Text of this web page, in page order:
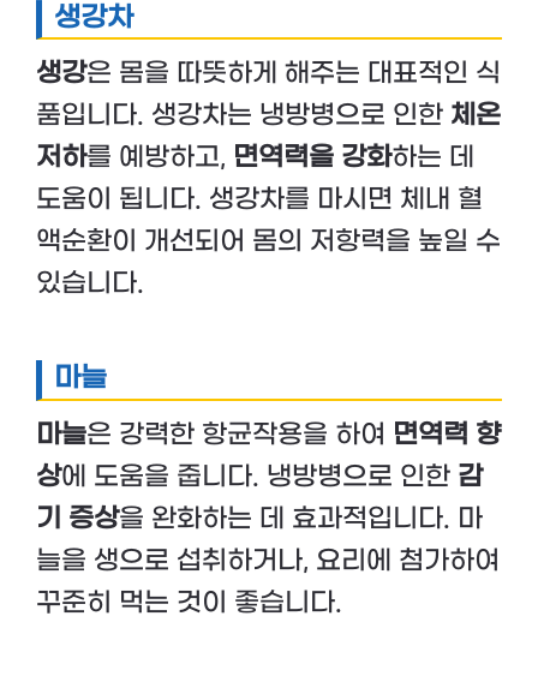
생강차
생강은 몸을 따뜻하게 해주는 대표적인 식
품입니다. 생강차는 냉방병으로 인한 체온
저하를 예방하고, 면역력을 강화하는 데
도움이 됩니다. 생강차를 마시면 체내 혈
액순환이 개선되어 몸의 저항력을 높일 수
있습니다.
마늘
마늘은 강력한 항균작용을 하여 면역력 향
상에 도움을 줍니다. 냉방병으로 인한 감
기 증상을 완화하는 데 효과적입니다. 마
늘을 생으로 섭취하거나, 요리에 첨가하여
꾸준히 먹는 것이 좋습니다.